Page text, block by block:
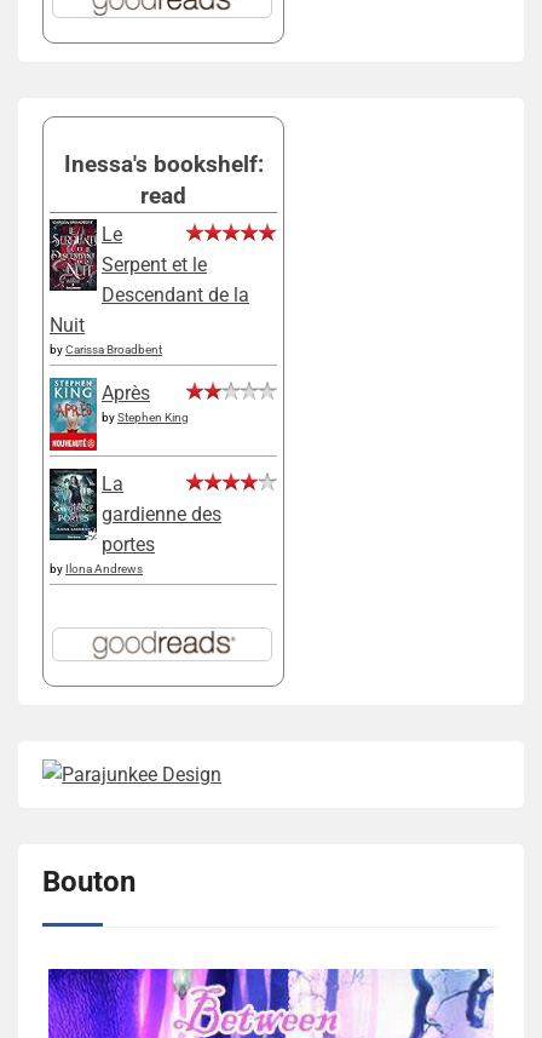
Inessa's bookshelf:
read
Le
Serpent et le
Descendant de la
Nuit
byCarissa Broadbent
Après
byStephen King
La
gardienne des
portes
by Ilona Andrews
Bouton